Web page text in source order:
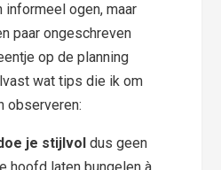
informeel ogen, maar
paar ongeschreven
op de planning
wat tips die ik om
observeren:
je stijlvol dus geen